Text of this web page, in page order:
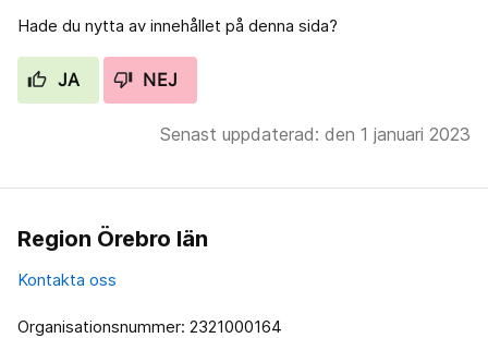
Hade du nytta av innehållet på denna sida?
JA NEJ
Senast uppdaterad: den 1 januari 2023
Region Örebro län
Kontakta oss
Organisationsnummer: 2321000164